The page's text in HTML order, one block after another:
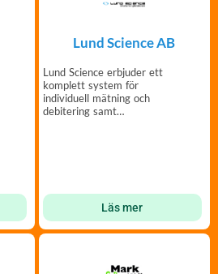
Lund Science AB
Lund Science erbjuder ett
komplett system för
individuell mätning och
debitering samt
Läs mer